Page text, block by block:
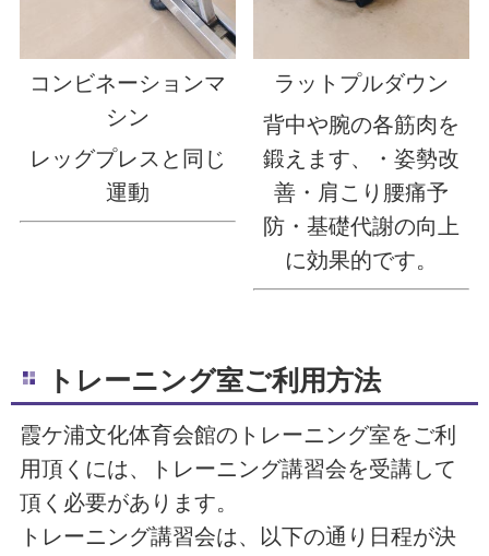
コンビネーションマ
シン
レッグプレスと同じ
運動
ラットプルダウン
背中や腕の各筋肉を
鍛えます、・姿勢改
善・肩こり腰痛予
防・基礎代謝の向上
に効果的です。
トレーニング室ご利用方法
霞ケ浦文化体育会館のトレーニング室をご利
用頂くには、トレーニング講習会を受講して
頂く必要があります。
トレーニング講習会は、以下の通り日程が決